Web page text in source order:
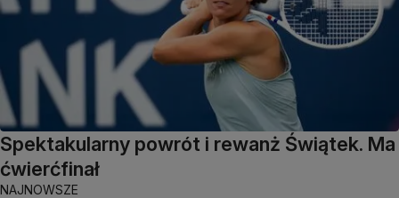
Spektakularny powrót i rewanż Świątek. Ma
ćwierćfinał
NAJNOWSZE